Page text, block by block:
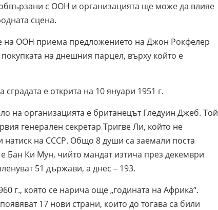
с ООН и организацията ще може да влияе
сцена.
на ООН приема предложението на Джон Рокфелер
на днешния парцел, върху който е
е открита на 10 януари 1951 г.
на организацията е британецът Гледуин Джеб. Той
генерален секретар Тригве Ли, който не
натиск на СССР. Общо 8 души са заемали поста
Бан Ки Мун, чийто мандат изтича през декември
51 държави, а днес – 193.
г., която се нарича още „годината на Африка“.
17 нови страни, които до тогава са били